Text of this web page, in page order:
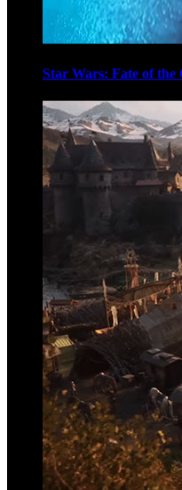
Star Wars: Fate of the